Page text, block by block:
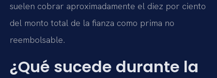
suelen cobrar aproximadamente el diez por ciento
del monto total de la fianza como prima no
reembolsable.
¿Qué sucede durante la